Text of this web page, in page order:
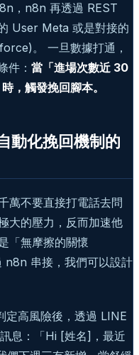
，n8n 再透過 REST
User Meta 或是對接的
。 一旦數據打通，
件： 當「進場次數近 30
，觸發挽回腳本。
動化挽回機制的
萬不要直接打電話去問
大的壓力，反而加速他
「無摩擦的關懷
串接，我們可以設計
定高風險後，透過 LINE
息：「Hi [姓名]，最近